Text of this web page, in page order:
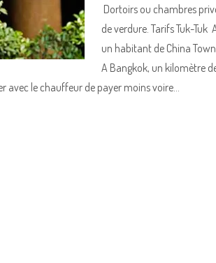
Dortoirs ou chambres
de verdure. Tarifs Tuk-
un habitant de China
A Bangkok, un kilomètre
avec le chauffeur de payer moins voire…